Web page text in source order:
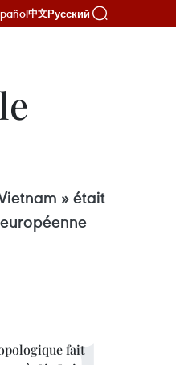
中文Русский
» était
fait